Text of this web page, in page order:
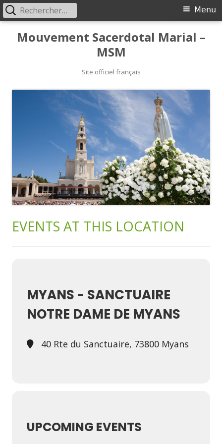
Mouvement Sacerdotal Marial –
MSM
Site officiel français
Primary
Menu
Menu
Rechercher :
EVENTS AT THIS LOCATION
MYANS - SANCTUAIRE
NOTRE DAME DE MYANS
40 Rte du Sanctuaire, 73800 Myans
UPCOMING EVENTS